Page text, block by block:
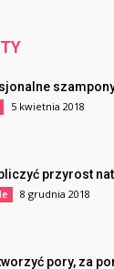
5 kwietnia 2018
przyrost
8 grudnia 2018
pory, za